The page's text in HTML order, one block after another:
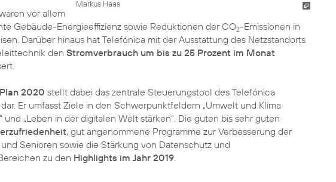
Markus Haas
vor allem
Gebäude-Energieeffizienz sowie Reduktionen der CO2-Emissionen in
Darüber hinaus hat Telefónica mit der Ausstattung des Netzstandorts
den Stromverbrauch um bis zu 25 Prozent im Monat
2020 stellt dabei das zentrale Steuerungstool des Telefónica
Er umfasst Ziele in den Schwerpunktfeldern „Umwelt und Klima
und „Leben in der digitalen Welt stärken“. Die guten bis sehr guten
, gut angenommene Programme zur Verbesserung der
Senioren sowie die Stärkung von Datenschutz und
zu den Highlights im Jahr 2019.